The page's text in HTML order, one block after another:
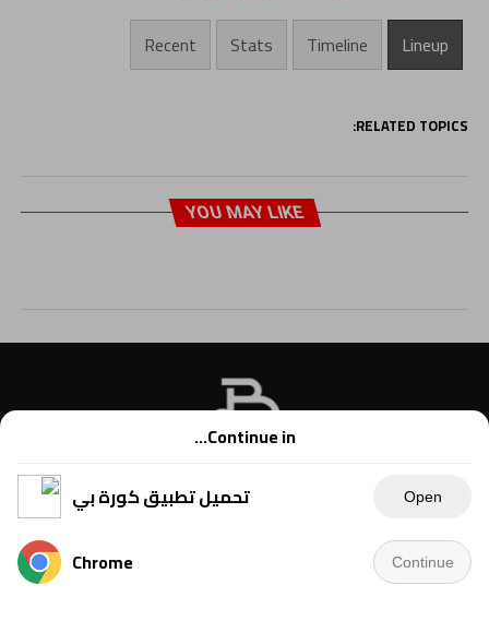
Lineup
Timeline
Stats
Recent
RELATED TOPICS:
YOU MAY LIKE
Copyright © 2021 Kora B, powered by Ahmednet.info
Continue in...
تحميل تطبيق كورة بي
Open
Chrome Continue